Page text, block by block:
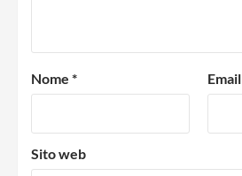
Nome * Email
Sito web